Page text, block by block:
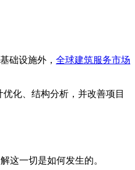
础设施外， 全球建筑服务市场
化、结构分析，并改善项目
这一切是如何发生的。